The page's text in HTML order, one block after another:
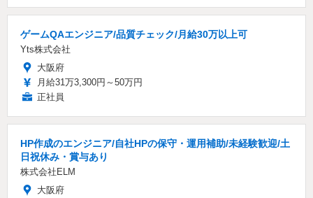
ゲームQAエンジニア/品質チェック/月給30万以上可
Yts株式会社
大阪府
月給31万3,300円～50万円
正社員
HP作成のエンジニア/自社HPの保守・運用補助/未経験歓迎/土
日祝休み・賞与あり
株式会社ELM
大阪府